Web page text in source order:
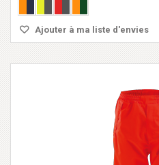
Ajouter à ma liste d'envies